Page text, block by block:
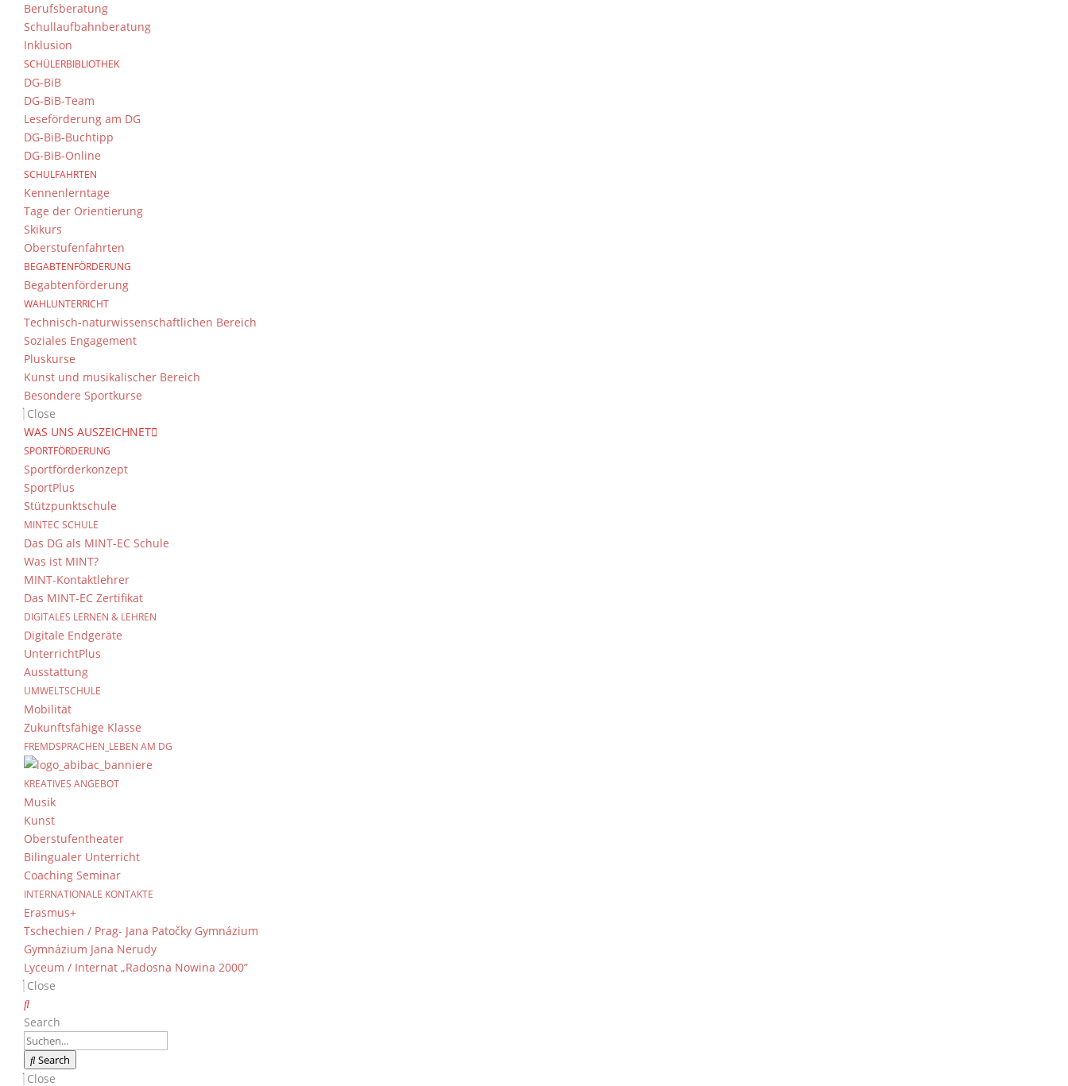
Berufsberatung
Schullaufbahnberatung
Inklusion
SCHÜLERBIBLIOTHEK
DG-BiB
DG-BiB-Team
Leseförderung am DG
DG-BiB-Buchtipp
DG-BiB-Online
SCHULFAHRTEN
Kennenlerntage
Tage der Orientierung
Skikurs
Oberstufenfahrten
BEGABTENFÖRDERUNG
Begabtenförderung
WAHLUNTERRICHT
Technisch-naturwissenschaftlichen Bereich
Soziales Engagement
Pluskurse
Kunst und musikalischer Bereich
Besondere Sportkurse
Close
WAS UNS AUSZEICHNET
SPORTFÖRDERUNG
Sportförderkonzept
SportPlus
Stützpunktschule
MINTEC SCHULE
Das DG als MINT-EC Schule
Was ist MINT?
MINT-Kontaktlehrer
Das MINT-EC Zertifikat
DIGITALES LERNEN & LEHREN
Digitale Endgeräte
UnterrichtPlus
Ausstattung
UMWELTSCHULE
Mobilität
Zukunftsfähige Klasse
FREMDSPRACHEN_LEBEN AM DG
KREATIVES ANGEBOT
Musik
Kunst
Oberstufentheater
Bilingualer Unterricht
Coaching Seminar
INTERNATIONALE KONTAKTE
Erasmus+
Tschechien / Prag- Jana Patočky Gymnázium
Gymnázium Jana Nerudy
Lyceum / Internat „Radosna Nowina 2000”
Close
Search
Search
Close